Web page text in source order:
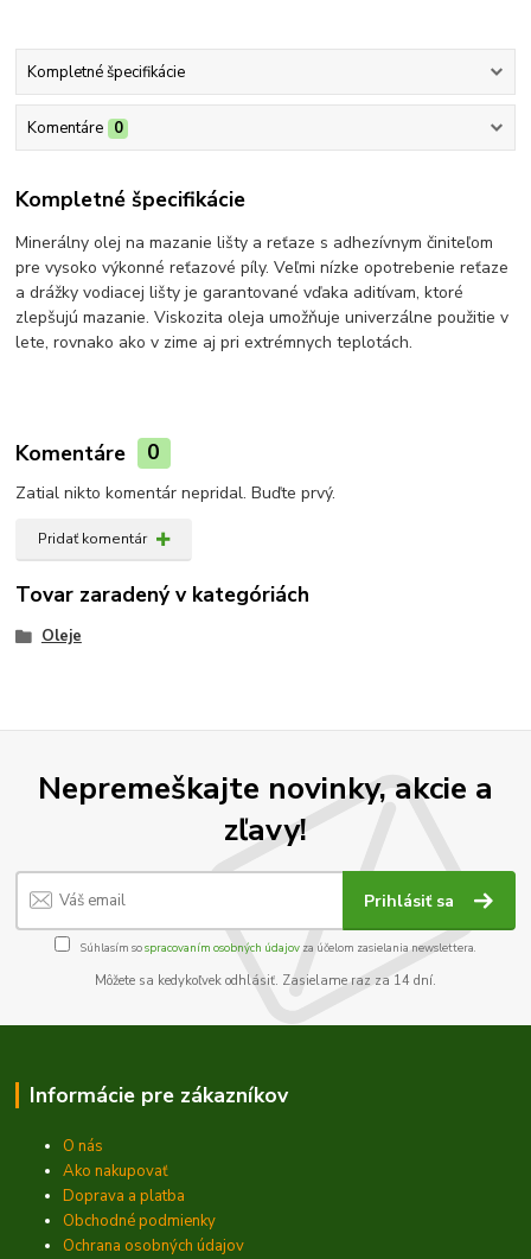
Kompletné špecifikácie
Komentáre 0
Kompletné špecifikácie
Minerálny olej na mazanie lišty a reťaze s adhezívnym činiteľom
pre vysoko výkonné reťazové píly. Veľmi nízke opotrebenie reťaze
a drážky vodiacej lišty je garantované vďaka aditívam, ktoré
zlepšujú mazanie. Viskozita oleja umožňuje univerzálne použitie v
lete, rovnako ako v zime aj pri extrémnych teplotách.
Komentáre 0
Zatial nikto komentár nepridal. Buďte prvý.
Pridať komentár
Tovar zaradený v kategóriách
Oleje
Nepremeškajte novinky, akcie a
zľavy!
Prihlásiť sa
Súhlasím sospracovaním osobných údajov za účelom zasielania newslettera.
Môžete sa kedykoľvek odhlásiť. Zasielame raz za 14 dní.
Informácie pre zákazníkov
O nás
Ako nakupovať
Doprava a platba
Obchodné podmienky
Ochrana osobných údajov